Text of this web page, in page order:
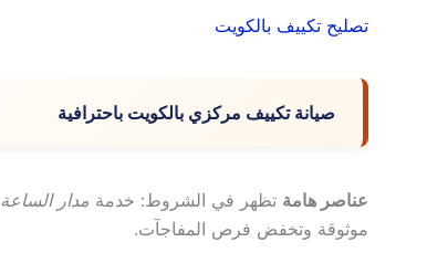
تصليح تكييف بالكويت
صيانة تكييف مركزي بالكويت باحترافية
عناصر هامة تظهر في الشروط: خدمة مدار الساعة
موثوقة وتخفض فرص المفاجآت.